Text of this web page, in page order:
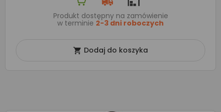
Produkt dostępny na zamówienie
w terminie 2-3 dni roboczych
 Dodaj do koszyka